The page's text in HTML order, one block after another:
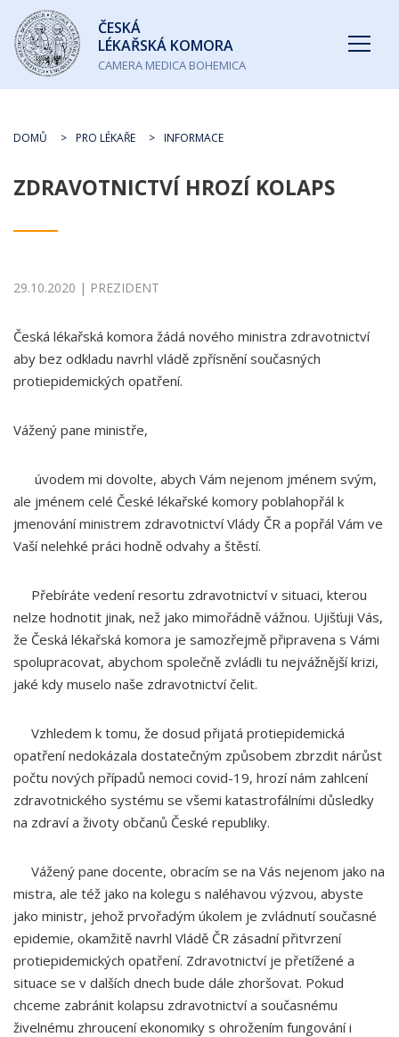
Česká
lékařská
komora
ČESKÁ
LÉKAŘSKÁ KOMORA
CAMERA MEDICA BOHEMICA
DOMŮ PRO LÉKAŘE INFORMACE
ZDRAVOTNICTVÍ HROZÍ KOLAPS
29.10.2020 | PREZIDENT
Česká lékařská komora žádá nového ministra zdravotnictví
aby bez odkladu navrhl vládě zpřísnění současných
protiepidemických opatření.
Vážený pane ministře,
úvodem mi dovolte, abych Vám nejenom jménem svým,
ale jménem celé České lékařské komory poblahopřál k
jmenování ministrem zdravotnictví Vlády ČR a popřál Vám ve
Vaší nelehké práci hodně odvahy a štěstí.
Přebíráte vedení resortu zdravotnictví v situaci, kterou
nelze hodnotit jinak, než jako mimořádně vážnou. Ujišťuji Vás,
že Česká lékařská komora je samozřejmě připravena s Vámi
spolupracovat, abychom společně zvládli tu nejvážnější krizi,
jaké kdy muselo naše zdravotnictví čelit.
Vzhledem k tomu, že dosud přijatá protiepidemická
opatření nedokázala dostatečným způsobem zbrzdit nárůst
počtu nových případů nemoci covid-19, hrozí nám zahlcení
zdravotnického systému se všemi katastrofálními důsledky
na zdraví a životy občanů České republiky.
Vážený pane docente, obracím se na Vás nejenom jako na
mistra, ale též jako na kolegu s naléhavou výzvou, abyste
jako ministr, jehož prvořadým úkolem je zvládnutí současné
epidemie, okamžitě navrhl Vládě ČR zásadní přitvrzení
protiepidemických opatření. Zdravotnictví je přetížené a
situace se v dalších dnech bude dále zhoršovat. Pokud
chceme zabránit kolapsu zdravotnictví a současnému
živelnému zhroucení ekonomiky s ohrožením fungování i